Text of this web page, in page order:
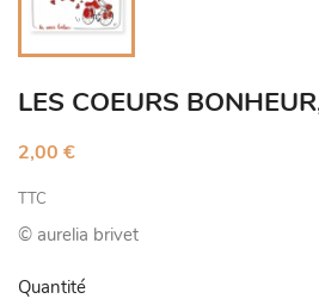
LES COEURS
2,00 €
TTC
© aurelia brivet
Quantité